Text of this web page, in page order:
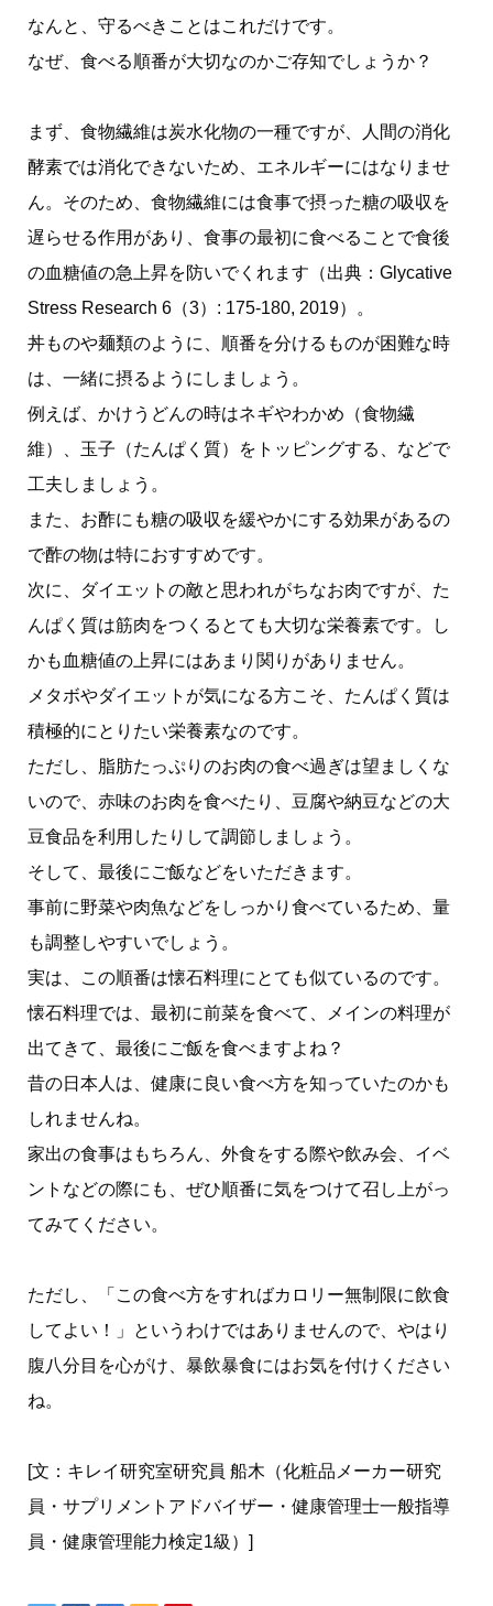
なんと、守るべきことはこれだけです。
なぜ、食べる順番が大切なのかご存知でしょうか？
まず、食物繊維は炭水化物の一種ですが、人間の消化
酵素では消化できないため、エネルギーにはなりませ
ん。そのため、食物繊維には食事で摂った糖の吸収を
遅らせる作用があり、食事の最初に食べることで食後
の血糖値の急上昇を防いでくれます（出典：Glycative
Stress Research 6（3）: 175-180, 2019）。
丼ものや麺類のように、順番を分けるものが困難な時
は、一緒に摂るようにしましょう。
例えば、かけうどんの時はネギやわかめ（食物繊
維）、玉子（たんぱく質）をトッピングする、などで
工夫しましょう。
また、お酢にも糖の吸収を緩やかにする効果があるの
で酢の物は特におすすめです。
次に、ダイエットの敵と思われがちなお肉ですが、た
んぱく質は筋肉をつくるとても大切な栄養素です。し
かも血糖値の上昇にはあまり関りがありません。
メタボやダイエットが気になる方こそ、たんぱく質は
積極的にとりたい栄養素なのです。
ただし、脂肪たっぷりのお肉の食べ過ぎは望ましくな
いので、赤味のお肉を食べたり、豆腐や納豆などの大
豆食品を利用したりして調節しましょう。
そして、最後にご飯などをいただきます。
事前に野菜や肉魚などをしっかり食べているため、量
も調整しやすいでしょう。
実は、この順番は懐石料理にとても似ているのです。
懐石料理では、最初に前菜を食べて、メインの料理が
出てきて、最後にご飯を食べますよね？
昔の日本人は、健康に良い食べ方を知っていたのかも
しれませんね。
家出の食事はもちろん、外食をする際や飲み会、イベ
ントなどの際にも、ぜひ順番に気をつけて召し上がっ
てみてください。
ただし、「この食べ方をすればカロリー無制限に飲食
してよい！」というわけではありませんので、やはり
腹八分目を心がけ、暴飲暴食にはお気を付けください
ね。
[文：キレイ研究室研究員 船木（化粧品メーカー研究
員・サプリメントアドバイザー・健康管理士一般指導
員・健康管理能力検定1級）]